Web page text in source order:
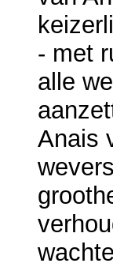
- met
alle
Anais